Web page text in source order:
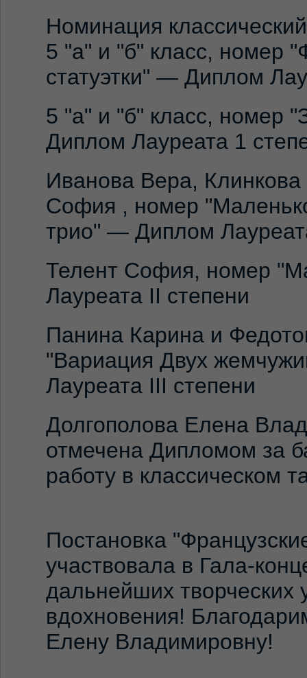
Номинация
5 "а" и "б" класс, номер
статуэтки" — Диплом
5 "а" и "б" класс, номер
Диплом Лауреата 1
Иванова Вера,
София , номер
трио" — Диплом
Телент София, номер
Лауреата II степени
Панина Карина и
"Вариация Двух
Лауреата III степени
Долгополова Елена
отмечена Дипломом за
работу в классическом
Постановка
участвовала в Гала-
дальнейших творческих
вдохновения!
Елену Владимировну!